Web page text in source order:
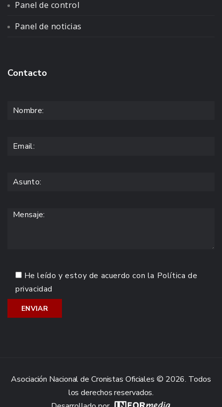
Panel de control
Panel de noticias
Contacto
He leído y estoy de acuerdo con la Política de
privacidad
Asociación Nacional de Cronistas Oficiales © 2026. Todos
los derechos reservados.